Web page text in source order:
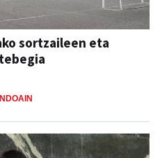
sortzaileen eta